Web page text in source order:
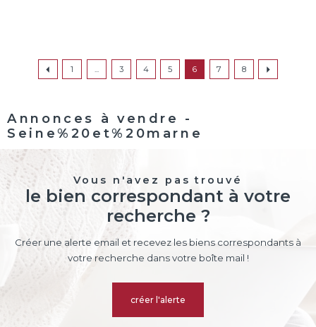
1 ... 3 4 5 6 7 8
Annonces à vendre -
Seine%20et%20marne
Vous n'avez pas trouvé
le bien correspondant à votre
recherche ?
Créer une alerte email et recevez les biens correspondants à
votre recherche dans votre boîte mail !
créer l'alerte